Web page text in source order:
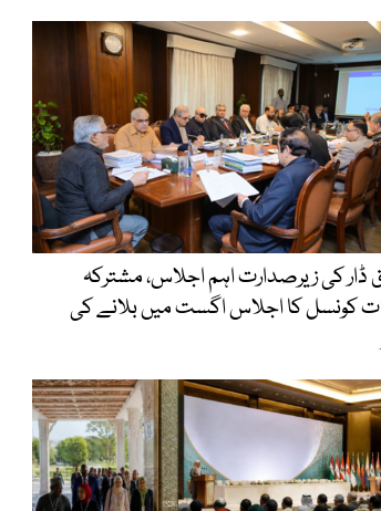
ڈار کی زیرصدارت اہم اجلاس، مشترکہ
کونسل کا اجلاس اگست میں بلانے کی